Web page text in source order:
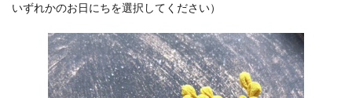
いずれかのお日にちを選択してください）